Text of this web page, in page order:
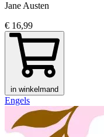
Jane Austen
€ 16,99
in winkelmand
Engels